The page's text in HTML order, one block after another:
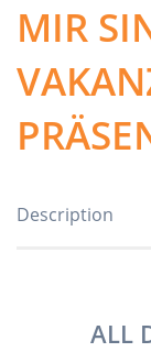
MIR
Description
ALL